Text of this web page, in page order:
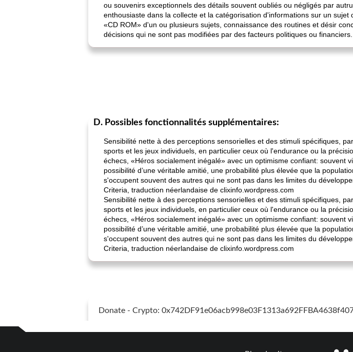
ou souvenirs exceptionnels des détails souvent oubliés ou négligés par
enthousiaste dans la collecte et la catégorisation d'informations sur un
«CD ROM» d'un ou plusieurs sujets, connaissance des routines et désir
décisions qui ne sont pas modifiées par des facteurs politiques ou financiers.
D. Possibles fonctionnalités supplémentaires:
Sensibilité nette à des perceptions sensorielles et des stimuli spécifiques,
sports et les jeux individuels, en particulier ceux où l'endurance ou la
échecs, «Héros socialement inégalé» avec un optimisme confiant: souvent
possibilité d’une véritable amitié, une probabilité plus élevée que la
s'occupent souvent des autres qui ne sont pas dans les limites du
Criteria, traduction néerlandaise de clixinfo.wordpress.com
Sensibilité nette à des perceptions sensorielles et des stimuli spécifiques,
sports et les jeux individuels, en particulier ceux où l'endurance ou la
échecs, «Héros socialement inégalé» avec un optimisme confiant: souvent
possibilité d’une véritable amitié, une probabilité plus élevée que la
s'occupent souvent des autres qui ne sont pas dans les limites du
Criteria, traduction néerlandaise de clixinfo.wordpress.com
Donate - Crypto: